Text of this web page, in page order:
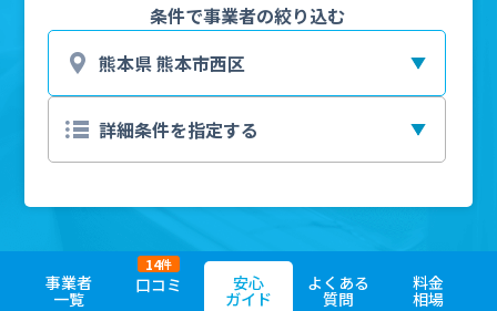
条件で事業者の絞り込む
事業者
一覧
口コミ
14件
安心
ガイド
よくある
質問
料金
相場